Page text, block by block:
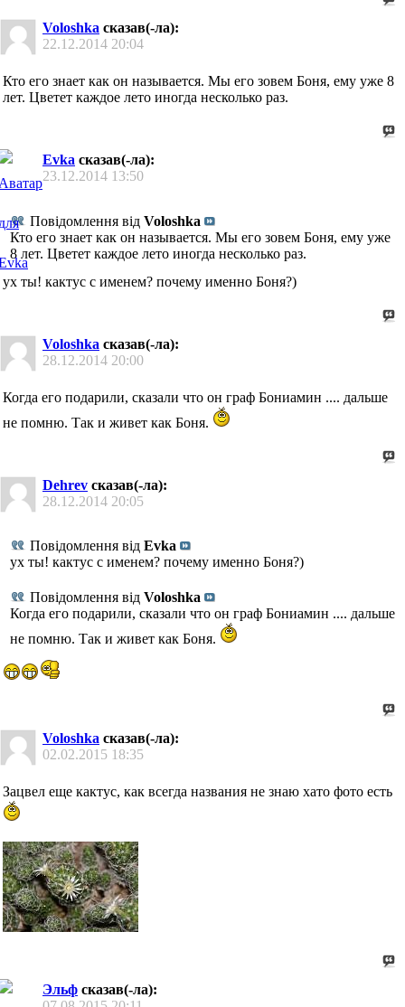
Voloshka сказав(-ла):
22.12.2014 20:04
Кто его знает как он называется. Мы его зовем Боня, ему уже 8
лет. Цветет каждое лето иногда несколько раз.
Evka сказав(-ла):
23.12.2014 13:50
Повідомлення від Voloshka
Кто его знает как он называется. Мы его зовем Боня, ему уже
8 лет. Цветет каждое лето иногда несколько раз.
ух ты! кактус с именем? почему именно Боня?)
Voloshka сказав(-ла):
28.12.2014 20:00
Когда его подарили, сказали что он граф Бониамин .... дальше
не помню. Так и живет как Боня.
Dehrev сказав(-ла):
28.12.2014 20:05
Повідомлення від Evka
ух ты! кактус с именем? почему именно Боня?)
Повідомлення від Voloshka
Когда его подарили, сказали что он граф Бониамин .... дальше
не помню. Так и живет как Боня.
Voloshka сказав(-ла):
02.02.2015 18:35
Зацвел еще кактус, как всегда названия не знаю хато фото есть
Эльф сказав(-ла):